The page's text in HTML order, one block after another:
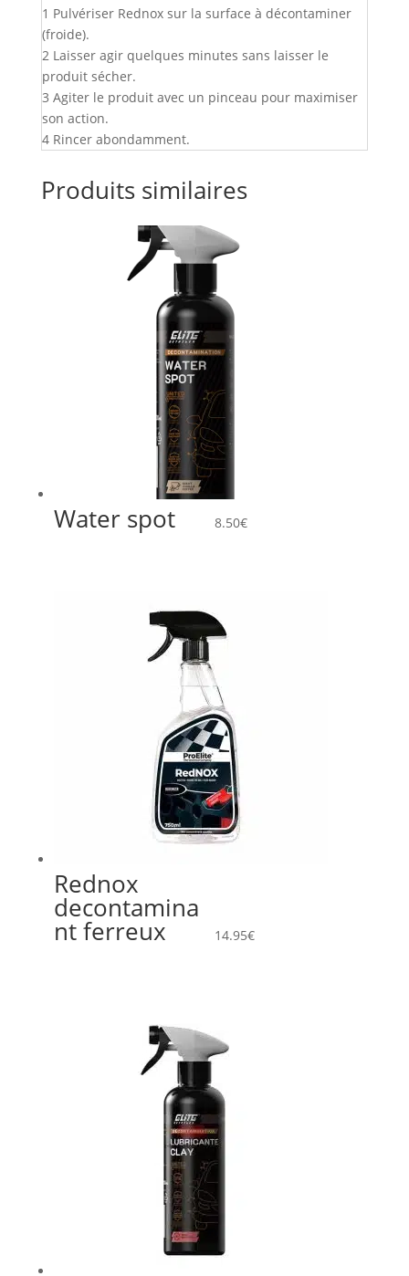
1 Pulvériser Rednox sur la surface à décontaminer
(froide).
2 Laisser agir quelques minutes sans laisser le
produit sécher.
3 Agiter le produit avec un pinceau pour maximiser
son action.
4 Rincer abondamment.
Produits similaires
Water spot 8.50€
Rednox
decontamina
nt ferreux 14.95€